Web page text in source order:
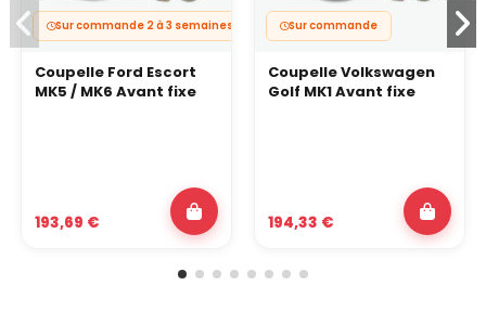
Sur commande 2 à 3 semaines
Coupelle Ford Escort
MK5 / MK6 Avant fixe
193,69 €
Sur commande
Coupelle Volkswagen
Golf MK1 Avant fixe
194,33 €